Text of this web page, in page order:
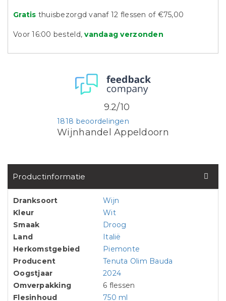
Gratis thuisbezorgd vanaf 12 flessen of €75,00
Voor 16:00 besteld,vandaag verzonden
Wijnhandel Appeldoorn
1818 beoordelingen
9.2/10
Productinformatie
Dranksoort
Wijn
Kleur
Wit
Smaak
Droog
Land
Italië
Herkomstgebied
Piemonte
Producent
Tenuta Olim Bauda
Oogstjaar
2024
Omverpakking
6 flessen
Flesinhoud
750 ml